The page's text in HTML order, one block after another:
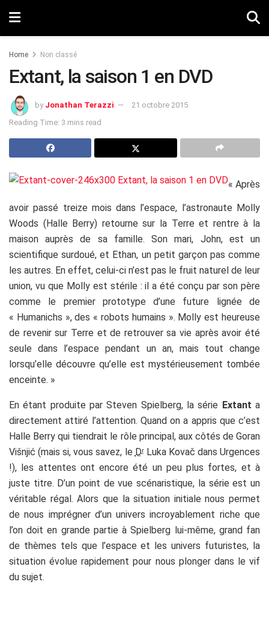
Home Non classé
Extant, la saison 1 en DVD
by Jonathan Terazzi
21 octobre 2015
Reading Time: 3 mins read
« Après
avoir passé treize mois dans l’espace, l’astronaute Molly
Woods (Halle Berry) retourne sur la Terre et rentre à la
maison auprès de sa famille. Son mari, John, est un
scientifique surdoué, et Ethan, un petit garçon pas comme
les autres. En effet, celui-ci n’est pas le fruit naturel de leur
union, vu que Molly est stérile : il a été conçu par son père
comme le premier prototype d’une future lignée de
« Humanichs », des « robots humains ». Molly est heureuse
de revenir sur Terre et de retrouver sa vie après avoir été
seule dans l’espace pendant un an, mais tout change
lorsqu’elle découvre qu’elle est mystérieusement tombée
enceinte. »
En étant produite par Steven Spielberg, la série Extant a
directement attiré l’attention. Quand on a appris que c’est
Halle Berry qui tiendrait le rôle principal, aux côtés de Goran
Višnjić (mais si, vous savez, le DrLuka Kovač dans Urgences
!), les attentes ont encore été un peu plus fortes, et à
juste titre. D’un point de vue scénaristique, la série est un
véritable régal. Alors que la situation initiale nous permet
de nous imprégner d’un univers incroyablement riche que
l’on doit en grande partie à Spielberg lui-même, grand fan
de thèmes tels que l’espace et les univers futuristes, la
situation évolue rapidement pour nous plonger dans le vif
du sujet.